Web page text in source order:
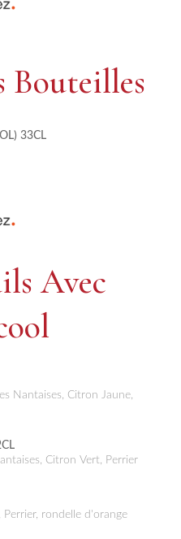
Bouteilles
33CL
Avec
Citron Vert, Perrier
Perrier, rondelle d'orange